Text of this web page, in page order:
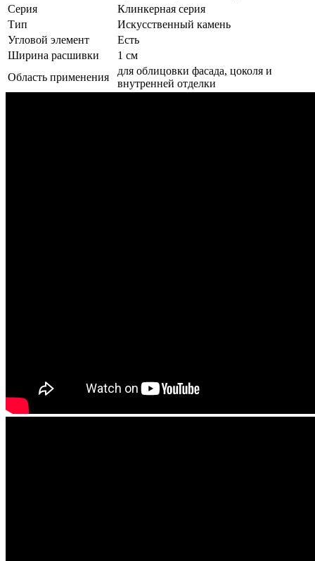
Серия
Клинкерная серия
Тип
Искусственный камень
Угловой элемент
Есть
Ширина расшивки
1 см
Область применения
для облицовки фасада, цоколя и
внутренней отделки